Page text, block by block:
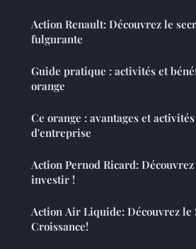
Action Renault: Découvrez le
fulgurante
Guide pratique : activités et
orange
Ce orange : avantages et
d'entreprise
Action Pernod Ricard:
investir !
Action Air Liquide: Découvrez le
Croissance!